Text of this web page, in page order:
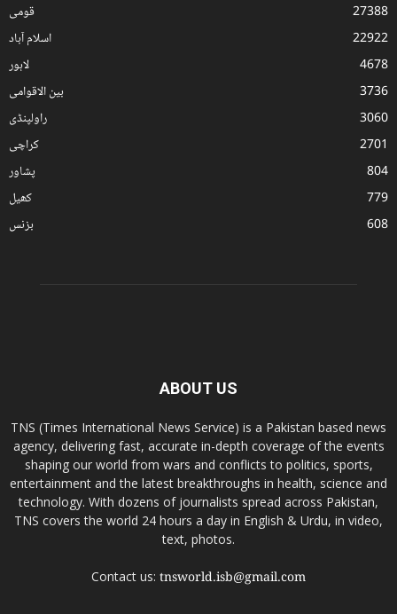
قومی
27388
اسلام آباد
22922
لاہور
4678
بین الاقوامی
3736
راولپنڈی
3060
کراچی
2701
پشاور
804
کھیل
779
بزنس
608
ABOUT US
TNS (Times International News Service) is a Pakistan based news
agency, delivering fast, accurate in-depth coverage of the events
shaping our world from wars and conflicts to politics, sports,
entertainment and the latest breakthroughs in health, science and
technology. With dozens of journalists spread across Pakistan,
TNS covers the world 24 hours a day in English & Urdu, in video,
text, photos.
Contact us: tnsworld.isb@gmail.com